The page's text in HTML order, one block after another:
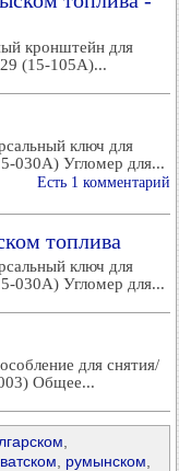
кронштейн для
(15-105А)...
ключ для
030А) Угломер для...
Есть 1 комментарий
топлива
ключ для
030А) Угломер для...
для снятия/
Общее...
румынском